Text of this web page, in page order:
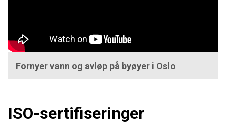
Fornyer vann og avløp på byøyer i Oslo
ISO-sertifiseringer